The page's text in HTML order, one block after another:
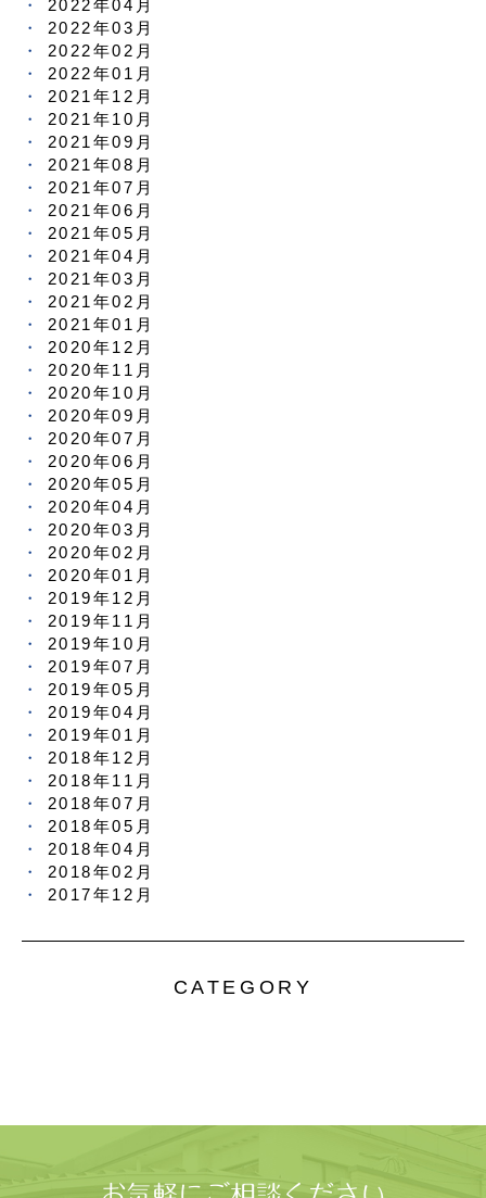
2022年04月
2022年03月
2022年02月
2022年01月
2021年12月
2021年10月
2021年09月
2021年08月
2021年07月
2021年06月
2021年05月
2021年04月
2021年03月
2021年02月
2021年01月
2020年12月
2020年11月
2020年10月
2020年09月
2020年07月
2020年06月
2020年05月
2020年04月
2020年03月
2020年02月
2020年01月
2019年12月
2019年11月
2019年10月
2019年07月
2019年05月
2019年04月
2019年01月
2018年12月
2018年11月
2018年07月
2018年05月
2018年04月
2018年02月
2017年12月
CATEGORY